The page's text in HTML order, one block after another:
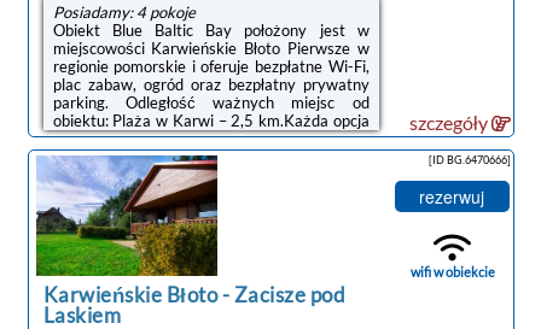
Posiadamy: 4 pokoje
Obiekt Blue Baltic Bay położony jest w
miejscowości Karwieńskie Błoto Pierwsze w
regionie pomorskie i oferuje bezpłatne Wi-Fi,
plac zabaw, ogród oraz bezpłatny prywatny
parking. Odległość ważnych miejsc od
obiektu: Plaża w Karwi – 2,5 km.Każda opcja
zakwaterowania ma taras i wyposażona jest
w telewizor z płaskim ekranem. We
wszystkich opcjach znajduje się kuchnia z
pełnym wyposażeniem, w tym lodówką, jak
również część wypoczynkowa z rozkładaną
sofą oraz prywatna łazienka z prysznicem i
suszarką do włosów. Wyposażenie obejmuje
również zmywarkę, płytę kuchenną ...
szczegóły
Karwieńskie Błoto-Zacisze pod
Laskiem
[ID BG.6470666]
rezerwuj
wifi w obiekcie